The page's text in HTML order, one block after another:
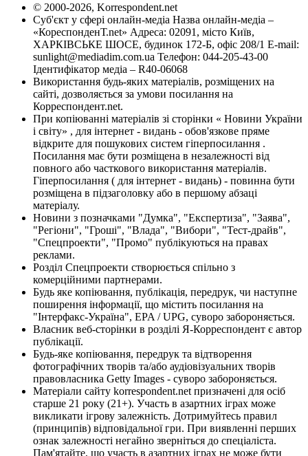
© 2000-2026, Korrespondent.net
Суб'єкт у сфері онлайн-медіа Назва онлайн-медіа –
«КореспонденТ.net» Адреса: 02091, місто Київ,
ХАРКІВСЬКЕ ШОСЕ, будинок 172-Б, офіс 208/1 E-mail:
sunlight@mediadim.com.ua Телефон: 044-205-43-00
Ідентифікатор медіа – R40-06068
Використання будь-яких матеріалів, розміщених на
сайті, дозволяється за умови посилання на
Корреспондент.net.
При копіюванні матеріалів зі сторінки « Новини України
і світу» , для інтернет - видань - обов'язкове пряме
відкрите для пошукових систем гіперпосилання .
Посилання має бути розміщена в незалежності від
повного або часткового використання матеріалів.
Гіперпосилання ( для інтернет - видань) - повинна бути
розміщена в підзаголовку або в першому абзаці
матеріалу.
Новини з позначками "Думка", "Експертиза", "Заява",
"Регіони", "Гроші", "Влада", "Вибори", "Тест-драйв",
"Спецпроекти", "Промо" публікуються на правах
реклами.
Розділ Спецпроекти створюється спільно з
комерційними партнерами.
Будь яке копіювання, публікація, передрук, чи наступне
поширення інформації, що містить посилання на
"Інтерфакс-Україна", EPA / UPG, суворо забороняється.
Власник веб-сторінки в розділі Я-Корреспондент є автор
публікації.
Будь-яке копіювання, передрук та відтворення
фотографічних творів та/або аудіовізуальних творів
правовласника Getty Images - суворо забороняється.
Матеріали сайту korrespondent.net призначені для осіб
старше 21 року (21+). Участь в азартних іграх може
викликати ігрову залежність. Дотримуйтесь правил
(принципів) відповідальної гри. При виявленні перших
ознак залежності негайно зверніться до спеціаліста.
Пам'ятайте, що участь в азартних іграх не може бути